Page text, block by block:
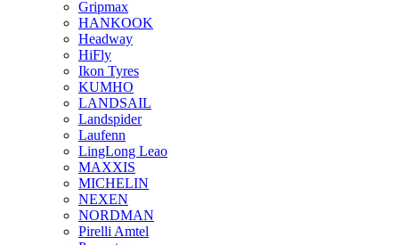
Gripmax
HANKOOK
Headway
HiFly
Ikon Tyres
KUMHO
LANDSAIL
Landspider
Laufenn
LingLong Leao
MAXXIS
MICHELIN
NEXEN
NORDMAN
Pirelli Amtel